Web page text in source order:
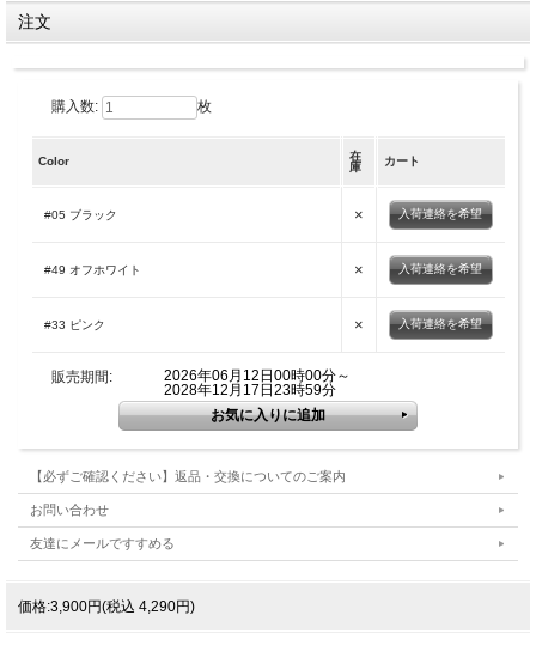
注文
購入数: 枚
Color
在
庫
カート
#05 ブラック × 入荷連絡を希望
#49 オフホワイト × 入荷連絡を希望
#33 ピンク × 入荷連絡を希望
販売期間:
2026年06月12日00時00分～
2028年12月17日23時59分
【必ずご確認ください】返品・交換についてのご案内
お問い合わせ
友達にメールですすめる
価格:3,900円(税込 4,290円)